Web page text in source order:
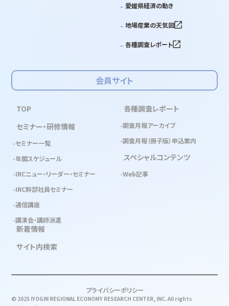
愛媛県経済の動き
地場産業の天気図
各種調査レポート
会員サイト
TOP
セミナー・研修情報
セミナー一覧
年間スケジュール
IRCニュー・リーダー・セミナー
IRC幹部社員セミナー
通信講座
講演会・講師派遣
各種調査レポート
調査月報アーカイブ
調査月報（冊子版）申込案内
スペシャルコンテンツ
Web記事
新着情報
サイト内検索
プライバシーポリシー
© 2025 IYOGIN REGIONAL ECONOMY RESEARCH CENTER, INC. All rights